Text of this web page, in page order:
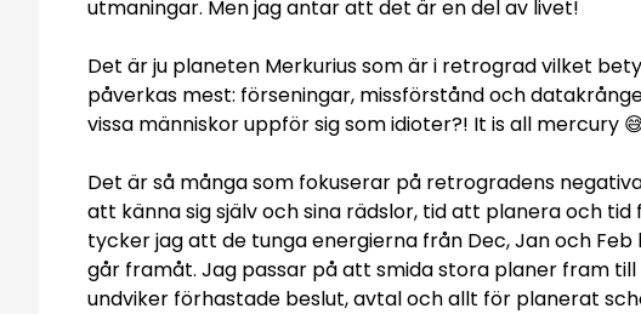
utmaningar. Men jag antar att det är en del av livet!
Det är ju planeten Merkurius som är i retrograd vilket
påverkas mest: förseningar, missförstånd och
vissa människor uppför sig som idioter?! It is all mercury
Det är så många som fokuserar på retrogradens
att känna sig själv och sina rädslor, tid att planera och
tycker jag att de tunga energierna från Dec, Jan och
går framåt. Jag passar på att smida stora planer fram
undviker förhastade beslut, avtal och allt för planerat